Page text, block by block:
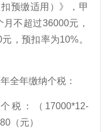
预缴适用）》，甲
不超过36000元，
，预扣率为10%。
全年缴纳个税：
税：（17000*12-
（元）